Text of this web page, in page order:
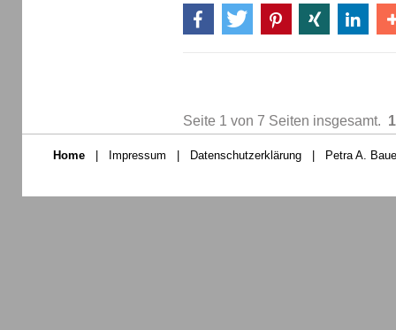
Seite 1 von 7 Seiten insgesamt. 1
Home Impressum Datenschutzerklärung Petra A.